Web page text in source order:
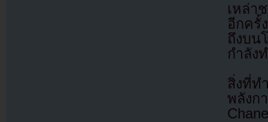
เหล่า
อีกครั้
ถึงบน
กำลัง
สิ่งที่ท
พลังก